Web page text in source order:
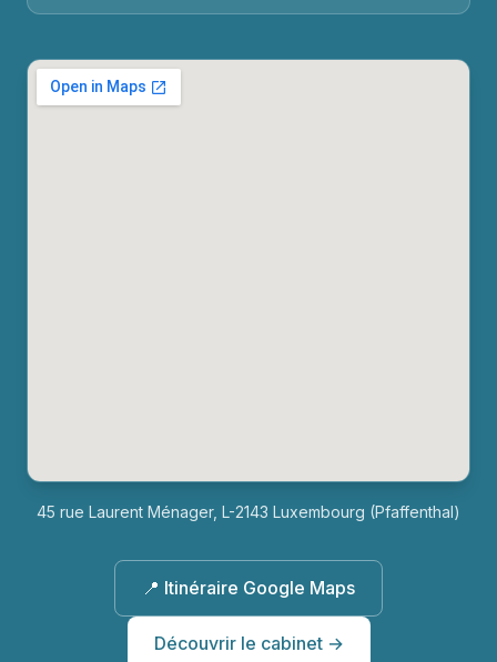
45 rue Laurent Ménager, L-2143 Luxembourg (Pfaffenthal)
📍 Itinéraire Google Maps
Découvrir le cabinet →